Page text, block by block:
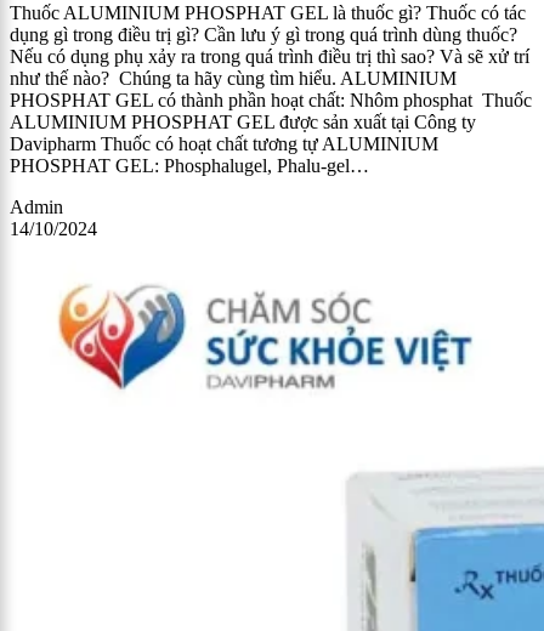
Thuốc ALUMINIUM PHOSPHAT GEL là thuốc gì? Thuốc có tác
dụng gì trong điều trị gì? Cần lưu ý gì trong quá trình dùng thuốc?
Nếu có dụng phụ xảy ra trong quá trình điều trị thì sao? Và sẽ xử trí
như thế nào? Chúng ta hãy cùng tìm hiểu. ALUMINIUM
PHOSPHAT GEL có thành phần hoạt chất: Nhôm phosphat Thuốc
ALUMINIUM PHOSPHAT GEL được sản xuất tại Công ty
Davipharm Thuốc có hoạt chất tương tự ALUMINIUM
PHOSPHAT GEL: Phosphalugel, Phalu-gel…
Admin
14/10/2024